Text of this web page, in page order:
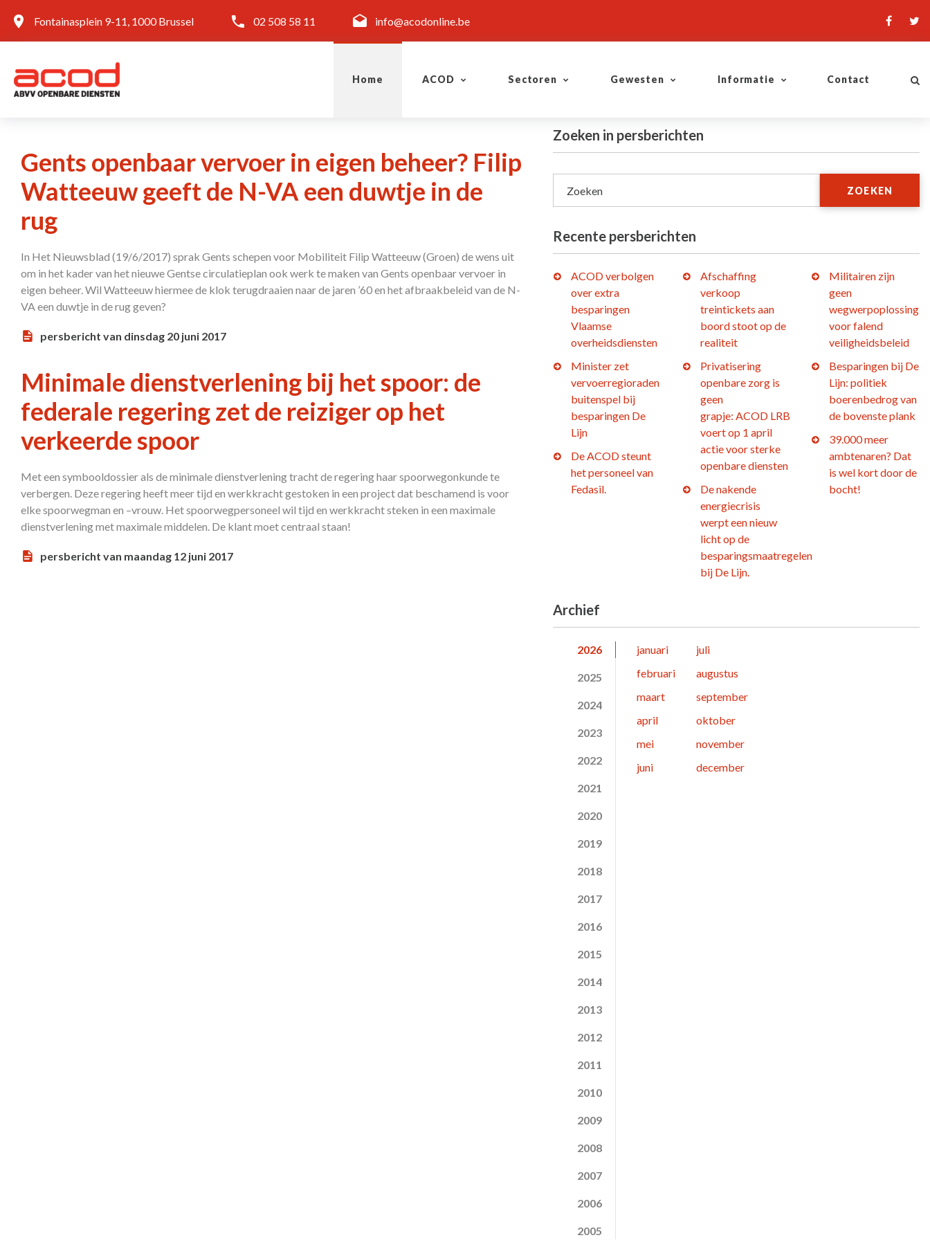
Fontainasplein 9-11, 1000 Brussel 02 508 58 11 info@acodonline.be
Home ACOD Sectoren Gewesten Informatie Contact
Gents openbaar vervoer in eigen beheer? Filip
Watteeuw geeft de N-VA een duwtje in de
rug
In Het Nieuwsblad (19/6/2017) sprak Gents schepen voor Mobiliteit Filip Watteeuw (Groen) de wens uit
om in het kader van het nieuwe Gentse circulatieplan ook werk te maken van Gents openbaar vervoer in
eigen beheer. Wil Watteeuw hiermee de klok terugdraaien naar de jaren ’60 en het afbraakbeleid van de N-
VA een duwtje in de rug geven?
persbericht van dinsdag 20 juni 2017
Minimale dienstverlening bij het spoor: de
federale regering zet de reiziger op het
verkeerde spoor
Met een symbooldossier als de minimale dienstverlening tracht de regering haar spoorwegonkunde te
verbergen. Deze regering heeft meer tijd en werkkracht gestoken in een project dat beschamend is voor
elke spoorwegman en –vrouw. Het spoorwegpersoneel wil tijd en werkkracht steken in een maximale
dienstverlening met maximale middelen. De klant moet centraal staan!
persbericht van maandag 12 juni 2017
Zoeken in persberichten
Zoeken ZOEKEN
Recente persberichten
ACOD verbolgen
over extra
besparingen
Vlaamse
overheidsdiensten
Minister zet
vervoerregioraden
buitenspel bij
besparingen De
Lijn
De ACOD steunt
het personeel van
Fedasil.
Afschaffing
verkoop
treintickets aan
boord stoot op de
realiteit
Privatisering
openbare zorg is
geen
grapje: ACOD LRB
voert op 1 april
actie voor sterke
openbare diensten
De nakende
energiecrisis
werpt een nieuw
licht op de
besparingsmaatregelen
bij De Lijn.
Militairen zijn
geen
wegwerpoplossing
voor falend
veiligheidsbeleid
Besparingen bij De
Lijn: politiek
boerenbedrog van
de bovenste plank
39.000 meer
ambtenaren? Dat
is wel kort door de
bocht!
Archief
2026
2025
2024
2023
2022
2021
2020
2019
2018
2017
2016
2015
2014
2013
2012
2011
2010
2009
2008
2007
2006
2005
januari
februari
maart
april
mei
juni
juli
augustus
september
oktober
november
december